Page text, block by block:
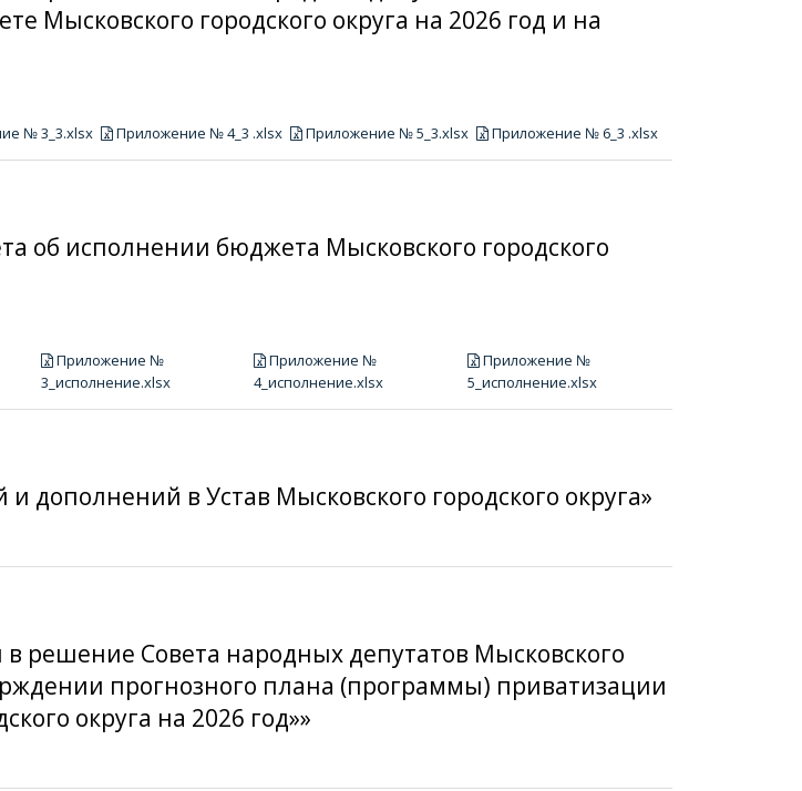
Мысковского городского округа на 2026 год и на
№ 3_3.xlsx Приложение № 4_3 .xlsx Приложение № 5_3.xlsx Приложение № 6_3 .xlsx
об исполнении бюджета Мысковского городского
Приложение №
3_исполнение.xlsx
Приложение №
4_исполнение.xlsx
Приложение №
5_исполнение.xlsx
дополнений в Устав Мысковского городского округа»
решение Совета народных депутатов Мысковского
прогнозного плана (программы) приватизации
округа на 2026 год»»